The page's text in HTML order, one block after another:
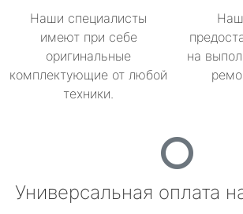
Наши специалисты
имеют при себе
оригинальные
комплектующие от любой
техники.
на
Универсальная оплата